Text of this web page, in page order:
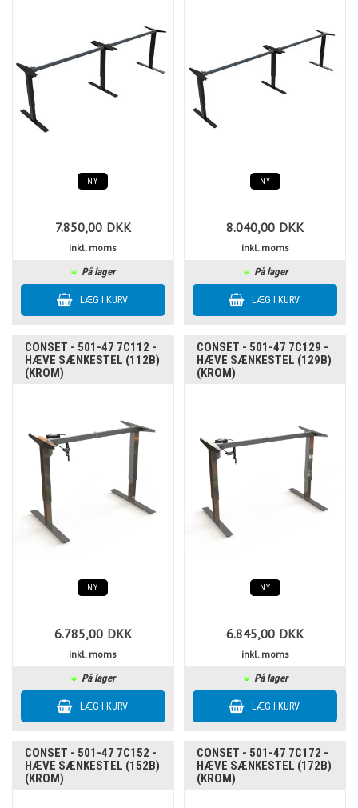
NY
7.850,00 DKK
inkl. moms
På lager
NY
8.040,00 DKK
inkl. moms
På lager
CONSET - 501-47 7C112 -
HÆVE SÆNKESTEL (112B)
(KROM)
NY
6.785,00 DKK
inkl. moms
På lager
CONSET - 501-47 7C129 -
HÆVE SÆNKESTEL (129B)
(KROM)
NY
6.845,00 DKK
inkl. moms
På lager
CONSET - 501-47 7C152 -
HÆVE SÆNKESTEL (152B)
(KROM)
CONSET - 501-47 7C172 -
HÆVE SÆNKESTEL (172B)
(KROM)